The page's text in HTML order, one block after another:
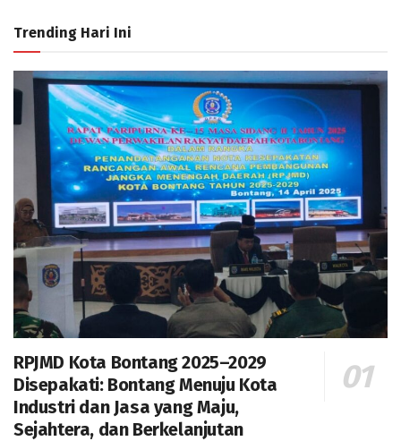
Trending Hari Ini
RPJMD Kota Bontang 2025–2029
Disepakati: Bontang Menuju Kota
Industri dan Jasa yang Maju,
Sejahtera, dan Berkelanjutan